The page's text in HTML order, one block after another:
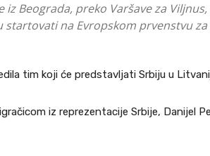
Beograda, preko Varšave za
na Evropskom prvenstvu za
tim koji će predstavljati Srbiju u
iz reprezentacije Srbije, Danijel